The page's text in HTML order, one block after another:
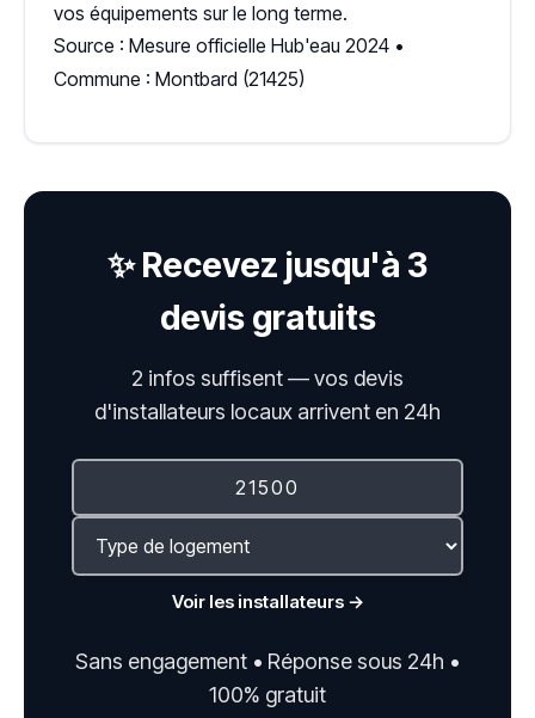
vos équipements sur le long terme.
Source : Mesure officielle Hub'eau 2024 •
Commune : Montbard (21425)
✨ Recevez jusqu'à 3
devis gratuits
2 infos suffisent — vos devis
d'installateurs locaux arrivent en 24h
Voir les installateurs →
Sans engagement • Réponse sous 24h •
100% gratuit